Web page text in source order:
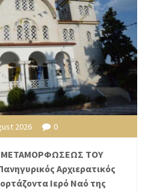
2026 0
ΜΕΤΑΜΟΡΦΩΣΕΩΣ ΤΟΥ
Αρχιερατικός
Ιερό Ναό της